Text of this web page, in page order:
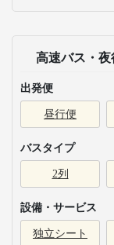
高速バス・
出発便
昼行便
バスタイプ
2列
設備・サービス
独立シート